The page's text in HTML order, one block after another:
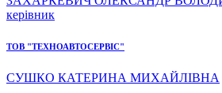
керівник
ТОВ "ТЕХНОАВТОСЕРВІС"
СУШКО КАТЕРИНА МИХАЙЛІВНА